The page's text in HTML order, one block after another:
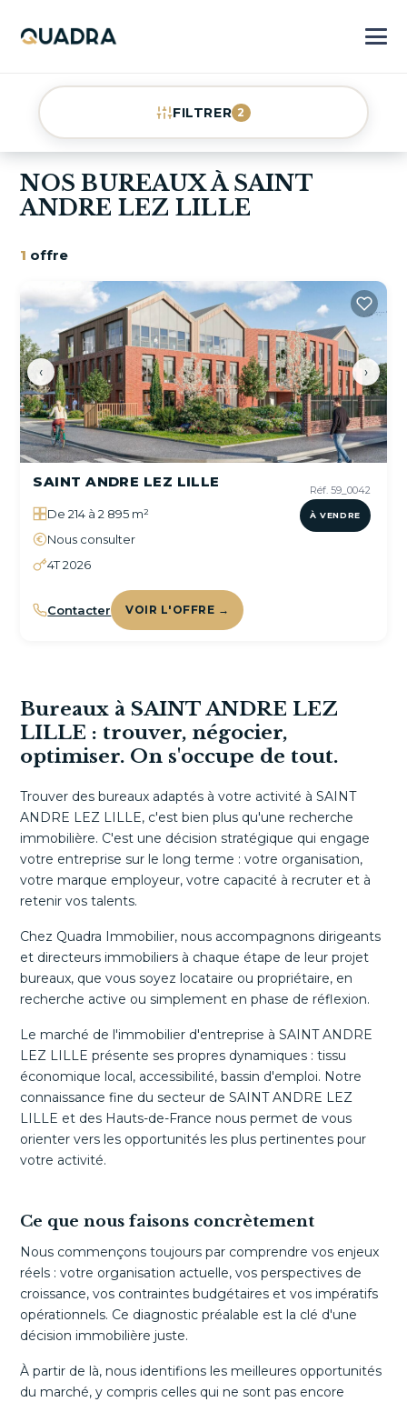
FILTRER 2
NOS BUREAUX À SAINT
ANDRE LEZ LILLE
1 offre
‹ ›
Réf. 59_0042
À VENDRE
SAINT ANDRE LEZ LILLE
De 214 à 2 895 m²
Nous consulter
4T 2026
Contacter VOIR L'OFFRE →
Bureaux à SAINT ANDRE LEZ
LILLE : trouver, négocier,
optimiser. On s'occupe de tout.
Trouver des bureaux adaptés à votre activité à SAINT
ANDRE LEZ LILLE, c'est bien plus qu'une recherche
immobilière. C'est une décision stratégique qui engage
votre entreprise sur le long terme : votre organisation,
votre marque employeur, votre capacité à recruter et à
retenir vos talents.
Chez Quadra Immobilier, nous accompagnons dirigeants
et directeurs immobiliers à chaque étape de leur projet
bureaux, que vous soyez locataire ou propriétaire, en
recherche active ou simplement en phase de réflexion.
Le marché de l'immobilier d'entreprise à SAINT ANDRE
LEZ LILLE présente ses propres dynamiques : tissu
économique local, accessibilité, bassin d'emploi. Notre
connaissance fine du secteur de SAINT ANDRE LEZ
LILLE et des Hauts-de-France nous permet de vous
orienter vers les opportunités les plus pertinentes pour
votre activité.
Ce que nous faisons concrètement
Nous commençons toujours par comprendre vos enjeux
réels : votre organisation actuelle, vos perspectives de
croissance, vos contraintes budgétaires et vos impératifs
opérationnels. Ce diagnostic préalable est la clé d'une
décision immobilière juste.
À partir de là, nous identifions les meilleures opportunités
du marché, y compris celles qui ne sont pas encore